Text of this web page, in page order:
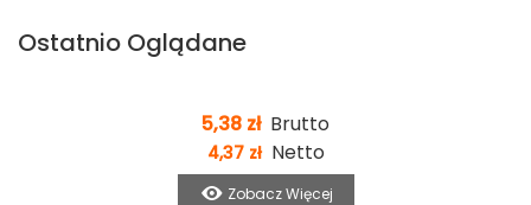
Ostatnio Oglądane
5,38 zł Brutto
4,37 zł Netto
Zobacz Więcej